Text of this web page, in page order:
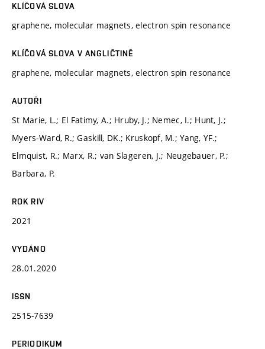
KLÍČOVÁ SLOVA
graphene, molecular magnets, electron spin resonance
KLÍČOVÁ SLOVA V ANGLIČTINĚ
graphene, molecular magnets, electron spin resonance
AUTOŘI
St Marie, L.; El Fatimy, A.; Hruby, J.; Nemec, I.; Hunt, J.;
Myers-Ward, R.; Gaskill, DK.; Kruskopf, M.; Yang, YF.;
Elmquist, R.; Marx, R.; van Slageren, J.; Neugebauer, P.;
Barbara, P.
ROK RIV
2021
VYDÁNO
28.01.2020
ISSN
2515-7639
PERIODIKUM